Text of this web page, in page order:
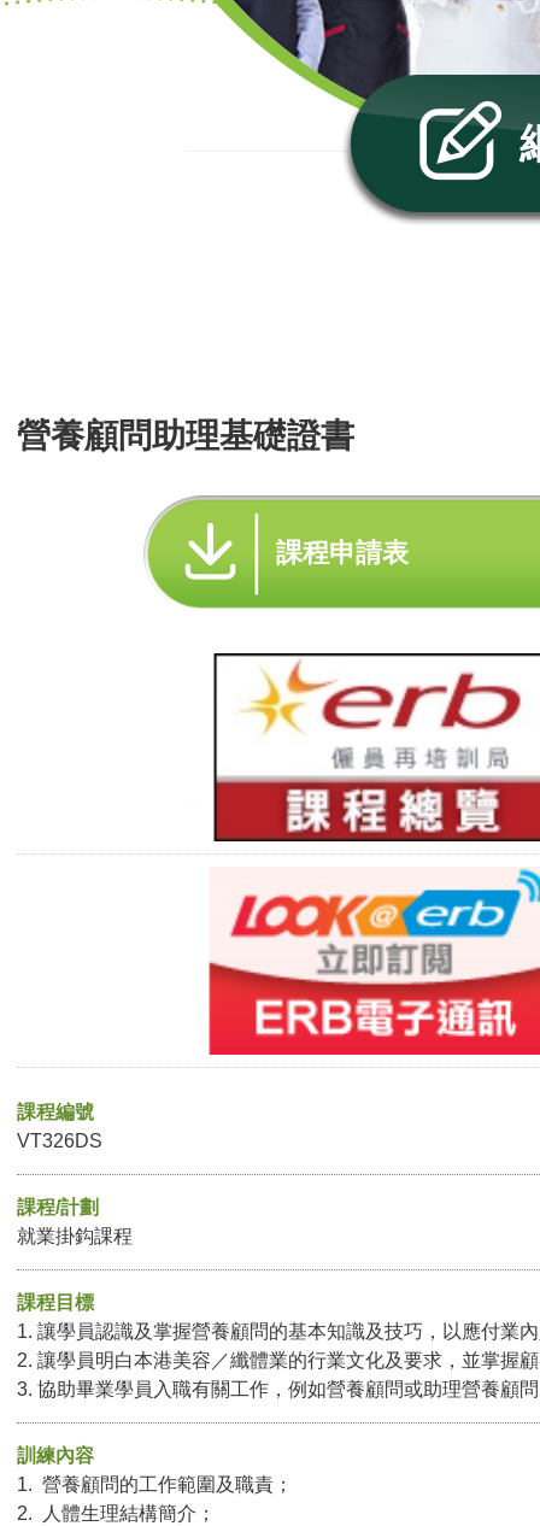
營養顧問助理基礎證書
課程申請表
課程編號
VT326DS
課程/計劃
就業掛鈎課程
課程目標
1. 讓學員認識及掌握營養顧問的基本知識及技巧，以應付業
2. 讓學員明白本港美容／纖體業的行業文化及要求，並掌握
3. 協助畢業學員入職有關工作，例如營養顧問或助理營養顧
訓練內容
1. 營養顧問的工作範圍及職責；
2. 人體生理結構簡介；